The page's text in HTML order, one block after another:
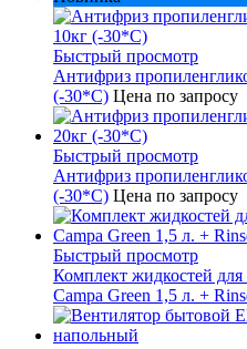
Быстрый просмотр
Антифриз
(-30*С) Цена по запросу
Быстрый просмотр
Антифриз
(-30*С) Цена по запросу
Быстрый просмотр
Комплект жидкостей
Campa Green 1,5 л. +